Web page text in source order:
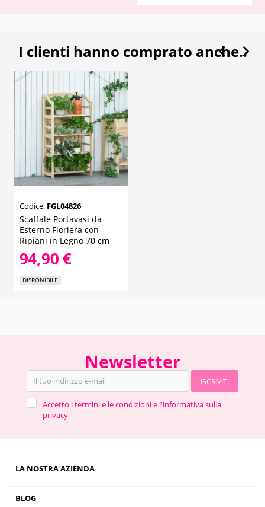
I clienti hanno comprato anche..
Codice: FGL04826
Scaffale Portavasi da
Esterno Fioriera con
Ripiani in Legno 70 cm
94,90 €
DISPONIBILE

Newsletter
ISCRIVITI
Accetto i termini e le condizioni e l'informativa sulla
privacy
LA NOSTRA AZIENDA
BLOG